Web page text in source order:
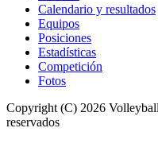
Calendario y resultados
Equipos
Posiciones
Estadísticas
Competición
Fotos
Copyright (C) 2026
reservados